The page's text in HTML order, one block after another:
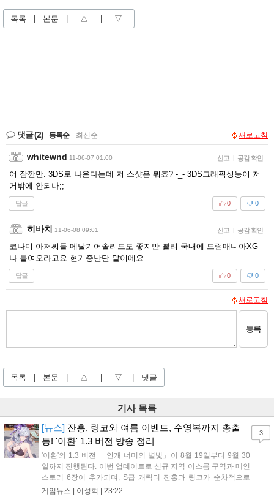
목록 본문 △ ▽
댓글(2) 등록순 최신순 새로고침
whitewnd 11-06-07 01:00 신고 | 공감 확인
어 잠깐만. 3DS로 나온다는데 저 스샷은 뭐죠? -_- 3DS그래픽성능이 저
거밖에 안되나;;
답글 0
0
히바치 11-06-08 09:01 신고 | 공감 확인
코나미 아저씨들 메탈기어솔리드도 좋지만 빨리 국내에 드럼매니아XG
나 들여오라고요 현기증난단 말이에요
답글 0
0
새로고침
등록
목록 본문 △ ▽ 댓글
기사 목록
[뉴스] 잔홍, 링코와 여름 이벤트, 수영복까지 총출
동! '이환' 1.3 버전 방송 정리
'이환'의 1.3 버전 「안개 너머의 별빛」이 8월 19일부터 9월 30
일까지 진행된다. 이번 업데이트로 신규 지역 어스름 구역과 메인
스토리 6장이 추가되며, S급 캐릭터 잔홍과 링코가 순차적으로
등장한다. 여름 시즌을 맞아 비치발리볼, 수상 오토바이 등 다채
게임뉴스 | 이성혁 23:22
3